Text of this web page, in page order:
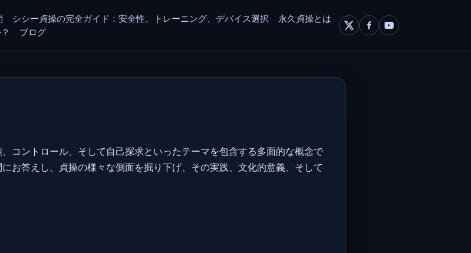
シシー貞操の完全ガイド：安全性、トレーニング、デバイス選択
永久貞操とは
ブログ
コントロール、そして自己探求といったテーマを包含する多面的な概念で
お答えし、貞操の様々な側面を掘り下げ、その実践、文化的意義、そして